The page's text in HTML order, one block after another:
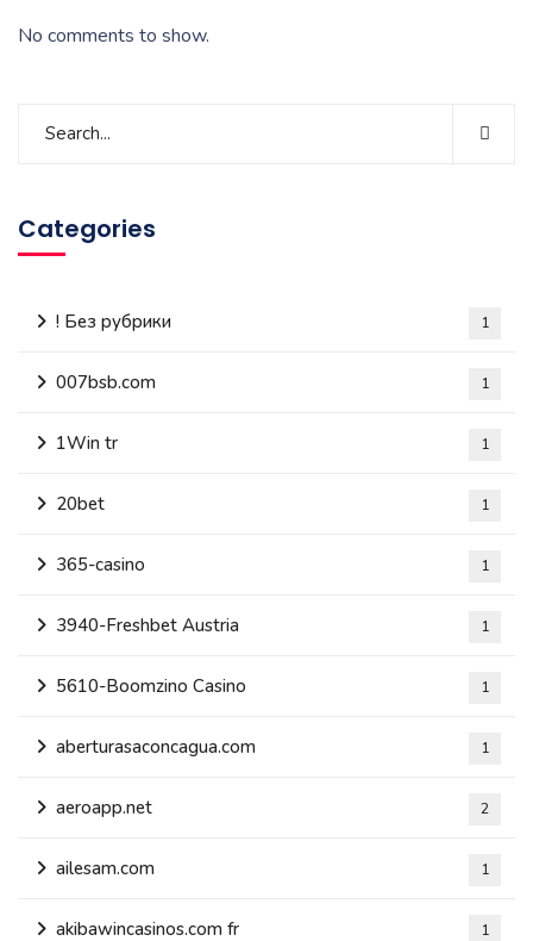
No comments to show.
Categories
! Без рубрики 1
007bsb.com 1
1Win tr 1
20bet 1
365-casino 1
3940-Freshbet Austria 1
5610-Boomzino Casino 1
aberturasaconcagua.com 1
aeroapp.net 2
ailesam.com 1
akibawincasinos.com fr 1